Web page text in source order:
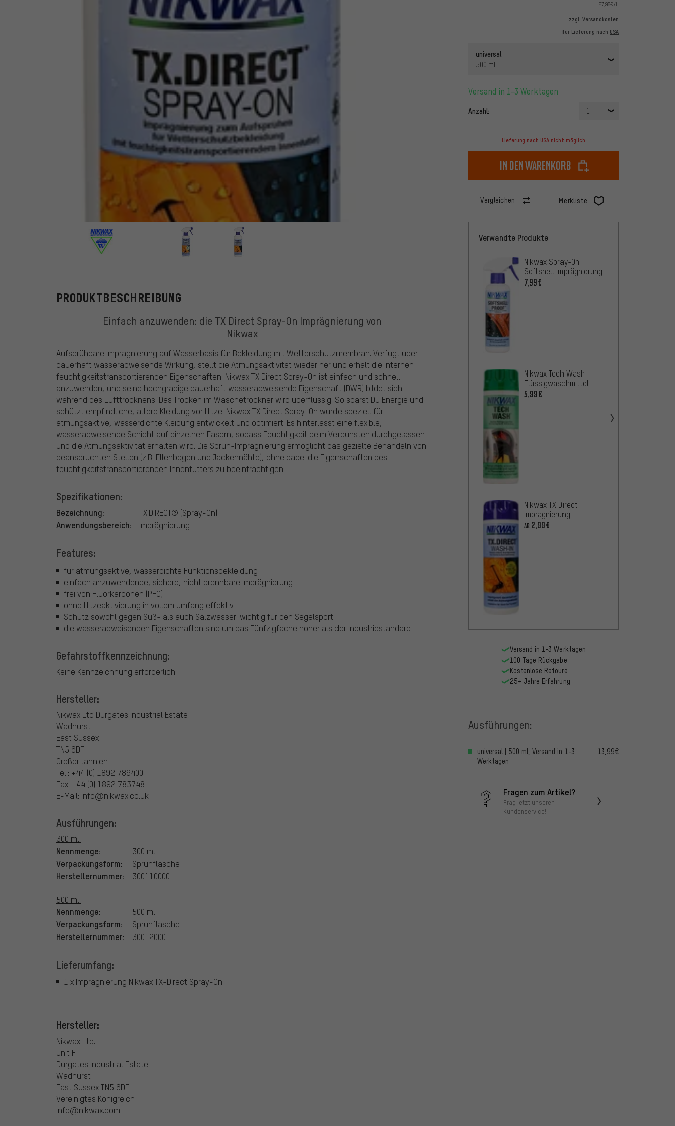
27,98€/L
zzgl. Versandkosten
für Lieferung nach USA
universal
500 ml
Versand in 1-3 Werktagen
Anzahl: 1
Lieferung nach USA nicht möglich
In den Warenkorb
Vergleichen Merkliste
Nikwax
PRODUKTBESCHREIBUNG
Einfach anzuwenden: die TX Direct Spray-On Imprägnierung von
Nikwax
Aufsprühbare Imprägnierung auf Wasserbasis für Bekleidung mit Wetterschutzmembran. Verfügt über
dauerhaft wasserabweisende Wirkung, stellt die Atmungsaktivität wieder her und erhält die internen
feuchtigkeitstransportierenden Eigenschaften. Nikwax TX Direct Spray-On ist einfach und schnell
anzuwenden, und seine hochgradige dauerhaft wasserabweisende Eigenschaft (DWR) bildet sich
während des Lufttrocknens. Das Trocken im Wäschetrockner wird überflüssig. So sparst Du Energie und
schützt empfindliche, ältere Kleidung vor Hitze. Nikwax TX Direct Spray-On wurde speziell für
atmungsaktive, wasserdichte Kleidung entwickelt und optimiert. Es hinterlässt eine flexible,
wasserabweisende Schicht auf einzelnen Fasern, sodass Feuchtigkeit beim Verdunsten durchgelassen
und die Atmungsaktivität erhalten wird. Die Sprüh-Imprägnierung ermöglicht das gezielte Behandeln von
beanspruchten Stellen (z.B. Ellenbogen und Jackennähte), ohne dabei die Eigenschaften des
feuchtigkeitstransportierenden Innenfutters zu beeinträchtigen.
Spezifikationen:
Bezeichnung: TX.DIRECT® (Spray-On)
Anwendungsbereich: Imprägnierung
Features:
für atmungsaktive, wasserdichte Funktionsbekleidung
einfach anzuwendende, sichere, nicht brennbare Imprägnierung
frei von Fluorkarbonen (PFC)
ohne Hitzeaktivierung in vollem Umfang effektiv
Schutz sowohl gegen Süß- als auch Salzwasser: wichtig für den Segelsport
die wasserabweisenden Eigenschaften sind um das Fünfzigfache höher als der Industriestandard
Gefahrstoffkennzeichnung:
Keine Kennzeichnung erforderlich.
Hersteller:
Nikwax Ltd Durgates Industrial Estate
Wadhurst
East Sussex
TN5 6DF
Großbritannien
Tel.: +44 (0) 1892 786400
Fax: +44 (0) 1892 783748
E-Mail: info@nikwax.co.uk
Ausführungen:
300 ml:
Nennmenge: 300 ml
Verpackungsform: Sprühflasche
Herstellernummer: 300110000
500 ml:
Nennmenge: 500 ml
Verpackungsform: Sprühflasche
Herstellernummer: 30012000
Lieferumfang:
1 x Imprägnierung Nikwax TX-Direct Spray-On
Hersteller:
Nikwax Ltd.
Unit F
Durgates Industrial Estate
Wadhurst
East Sussex TN5 6DF
Vereinigtes Königreich
info@nikwax.com
Verwandte Produkte
Nikwax Spray-On
Softshell Imprägnierung
7,99€
Nikwax Tech Wash
Flüssigwaschmittel
5,99€
Nikwax TX Direct
Imprägnierung
Flüssigwaschmittel
AB 2,99€
Versand in 1-3 Werktagen
100 Tage Rückgabe
Kostenlose Retoure
25+ Jahre Erfahrung
Ausführungen:
universal | 500 ml, Versand in 1-3
Werktagen
13,99€
Fragen zum Artikel?
Frag jetzt unseren
Kundenservice!